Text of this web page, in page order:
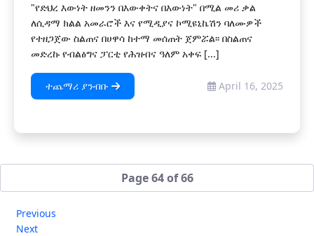
"የድህረ እውነት ዘመንን በእውቀትና በእውነት" በሚል መሪ ቃል
ለሲዳማ ክልል አመራሮች እና የሚዲያና ኮሚዩኒኬሽን ባለሙዎች
የተዘጋጀው ስልጠና በሀዋሳ ከተማ መሰጠት ጀምሯል፡፡ በስልጠና
መድረኩ የብልፅግና ፓርቲ የሕዝብና ዓለም አቀፍ [...]
ተጨማሪ ያንብቡ April 16, 2025
Page 64 of 66
Previous
Next